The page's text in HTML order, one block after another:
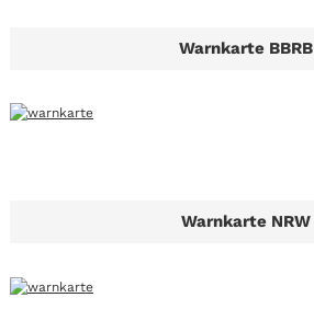
Warnkarte BBRB
Warnkarte NRW